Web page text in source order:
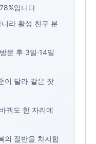
입니다
라 활성 친구 분
문 후 3일·14일
이 달라 같은 잣
꿔도 한 자리에
의 절반을 차지합